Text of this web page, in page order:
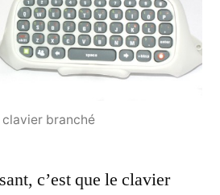
clavier branché
c’est que le clavier